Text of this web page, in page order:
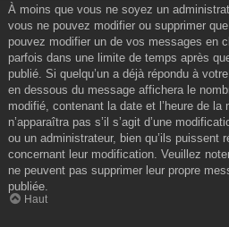
À moins que vous ne soyez un
vous ne pouvez modifier ou supprimer
pouvez modifier un de vos messages en
parfois dans une limite de temps après
publié. Si quelqu’un a déjà répondu à
en dessous du message affichera le
modifié, contenant la date et l’heure de
n’apparaîtra pas s’il s’agit d’une
ou un administrateur, bien qu’ils puissent
concernant leur modification. Veuillez
ne peuvent pas supprimer leur propre
publiée.
Haut